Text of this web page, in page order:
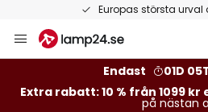
Europas största urval
Hoppa
till
Endast
01D
Extra rabatt: 10 % från 1099 kr
på nästan